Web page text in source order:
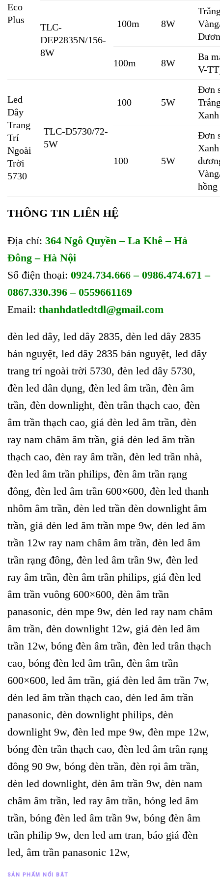
Eco
Plus
TLC-
DEP2835N/156-
8W
100m 8W
100m 8W
Ba
V-
Led
Dây
Trang
Trí
Ngoài
Trời
5730
TLC-D5730/72-
5W
100 5W
Đơn
100 5W
Đơn
Xanh
hồng
THÔNG TIN LIÊN HỆ
Địa chỉ: 364 Ngô Quyền – La Khê – Hà
Đông – Hà Nội
Số điện thoại: 0924.734.666 – 0986.474.671 –
0867.330.396 – 0559661169
Email: thanhdatledtdl@gmail.com
đèn led dây, led dây 2835, đèn led dây 2835
bán nguyệt, led dây 2835 bán nguyệt, led dây
trang trí ngoài trời 5730, đèn led dây 5730,
đèn led dân dụng, đèn led âm trần, đèn âm
trần, đèn downlight, đèn trần thạch cao, đèn
âm trần thạch cao, giá đèn led âm trần, đèn
ray nam châm âm trần, giá đèn led âm trần
thạch cao, đèn ray âm trần, đèn led trần nhà,
đèn led âm trần philips, đèn âm trần rạng
đông, đèn led âm trần 600×600, đèn led thanh
nhôm âm trần, đèn led trần đèn downlight âm
trần, giá đèn led âm trần mpe 9w, đèn led âm
trần 12w ray nam châm âm trần, đèn led âm
trần rạng đông, đèn led âm trần 9w, đèn led
ray âm trần, đèn âm trần philips, giá đèn led
âm trần vuông 600×600, đèn âm trần
panasonic, đèn mpe 9w, đèn led ray nam châm
âm trần, đèn downlight 12w, giá đèn led âm
trần 12w, bóng đèn âm trần, đèn led trần thạch
cao, bóng đèn led âm trần, đèn âm trần
600×600, led âm trần, giá đèn led âm trần 7w,
đèn led âm trần thạch cao, đèn led âm trần
panasonic, đèn downlight philips, đèn
downlight 9w, đèn led mpe 9w, đèn mpe 12w,
bóng đèn trần thạch cao, đèn led âm trần rạng
đông 90 9w, bóng đèn trần, đèn rọi âm trần,
đèn led downlight, đèn âm trần 9w, đèn nam
châm âm trần, led ray âm trần, bóng led âm
trần, bóng đèn led âm trần 9w, bóng đèn âm
trần philip 9w, den led am tran, báo giá đèn
led, âm trần panasonic 12w,
SẢN PHẨM NỔI BẬT